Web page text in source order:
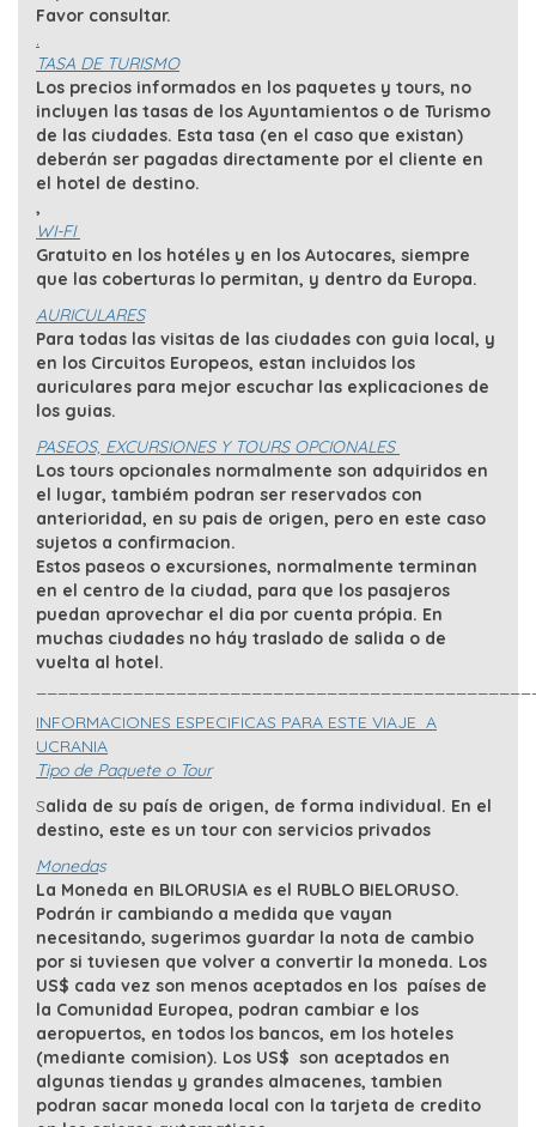
Favor consultar.
.
TASA DE TURISMO
Los precios informados en los paquetes y tours, no
incluyen las tasas de los Ayuntamientos o de Turismo
de las ciudades. Esta tasa (en el caso que existan)
deberán ser pagadas directamente por el cliente en
el hotel de destino.
,
WI-FI
Gratuito en los hotéles y en los Autocares, siempre
que las coberturas lo permitan, y dentro da Europa.
AURICULARES
Para todas las visitas de las ciudades con guia local, y
en los Circuitos Europeos, estan incluidos los
auriculares para mejor escuchar las explicaciones de
los guias.
PASEOS, EXCURSIONES Y TOURS OPCIONALES
Los tours opcionales normalmente son adquiridos en
el lugar, tambiém podran ser reservados con
anterioridad, en su pais de origen, pero en este caso
sujetos a confirmacion.
Estos paseos o excursiones, normalmente terminan
en el centro de la ciudad, para que los pasajeros
puedan aprovechar el dia por cuenta própia. En
muchas ciudades no háy traslado de salida o de
vuelta al hotel.
INFORMACIONES ESPECIFICAS PARA ESTE VIAJE A
UCRANIA
Tipo de Paquete o Tour
Salida de su país de origen, de forma individual. En el
destino, este es un tour con servicios privados
Monedas
La Moneda en BILORUSIA es el RUBLO BIELORUSO.
Podrán ir cambiando a medida que vayan
necesitando, sugerimos guardar la nota de cambio
por si tuviesen que volver a convertir la moneda. Los
US$ cada vez son menos aceptados en los países de
la Comunidad Europea, podran cambiar e los
aeropuertos, en todos los bancos, em los hoteles
(mediante comision). Los US$ son aceptados en
algunas tiendas y grandes almacenes, tambien
podran sacar moneda local con la tarjeta de credito